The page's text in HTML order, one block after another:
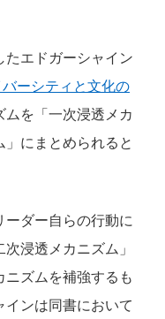
たエドガーシャイン
ーシティと文化の
ムを「一次浸透メカ
にまとめられると
ーダー自らの行動に
浸透メカニズム」
ニズムを補強するも
ンは同書において